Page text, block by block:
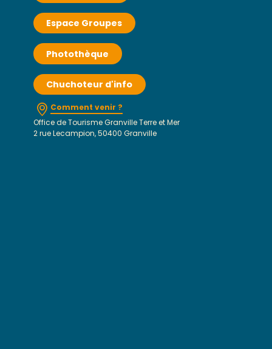
Espace Groupes
Photothèque
Chuchoteur d'info
Comment venir ?
Office de Tourisme Granville Terre et Mer
2 rue Lecampion, 50400 Granville